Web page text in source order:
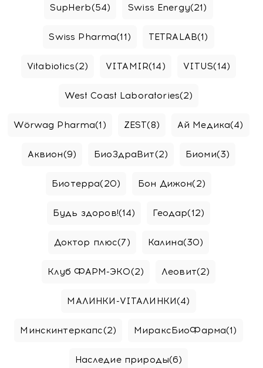
SupHerb(54) Swiss Energy(21)
Swiss Pharma(11) TETRALAB(1)
Vitabiotics(2) VITAMIR(14) VITUS(14)
West Coast Laboratories(2)
Wörwag Pharma(1) ZEST(8) Ай Медика(4)
Аквион(9) БиоЗдраВит(2) Биоми(3)
Биотерра(20) Бон Дижон(2)
Будь здоров!(14) Геодар(12)
Доктор плюс(7) Калина(30)
Клуб ФАРМ-ЭКО(2) Леовит(2)
МАЛИНКИ-VITAЛИНКИ(4)
Минскинтеркапс(2) МираксБиоФарма(1)
Наследие природы(6)